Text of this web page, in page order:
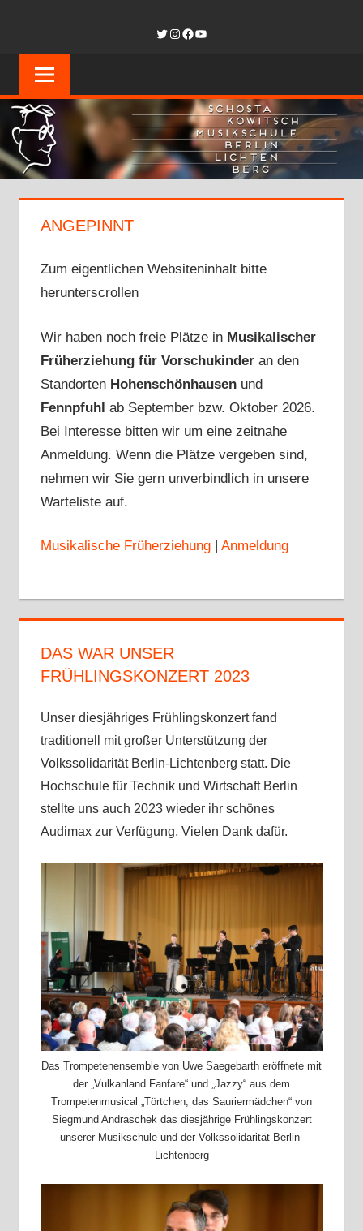
springen
BERLIN-
Twitter
Instagram
Facebook
YouTube
ANGEPINNT
Zum eigentlichen Websiteninhalt bitte
herunterscrollen
Wir haben noch freie Plätze in Musikalischer
Früherziehung für Vorschukinderan den
Standorten Hohenschönhausen und
Fennpfuhl ab September bzw. Oktober 2026.
Bei Interesse bitten wir um eine zeitnahe
Anmeldung. Wenn die Plätze vergeben sind,
nehmen wir Sie gern unverbindlich in unsere
Warteliste auf.
Musikalische Früherziehung| Anmeldung
DAS WAR UNSER
FRÜHLINGSKONZERT 2023
Unser diesjähriges Frühlingskonzert fand
traditionell mit großer Unterstützung der
Volkssolidarität Berlin-Lichtenberg statt. Die
Hochschule für Technik und Wirtschaft Berlin
stellte uns auch 2023 wieder ihr schönes
Audimax zur Verfügung. Vielen Dank dafür.
Das Trompetenensemble von Uwe Saegebarth eröffnete mit
der „Vulkanland Fanfare“ und „Jazzy“ aus dem
Trompetenmusical „Törtchen, das Sauriermädchen“ von
Siegmund Andraschek das diesjährige Frühlingskonzert
unserer Musikschule und der Volkssolidarität Berlin-
Lichtenberg